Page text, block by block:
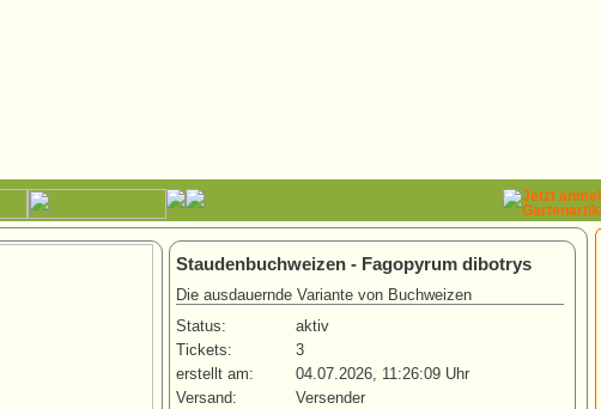
Staudenbuchweizen - Fagopyrum dibotrys
Die ausdauernde Variante von Buchweizen
Status:
aktiv
Tickets:
3
erstellt am:
04.07.2026, 11:26:09 Uhr
Versand:
Versender